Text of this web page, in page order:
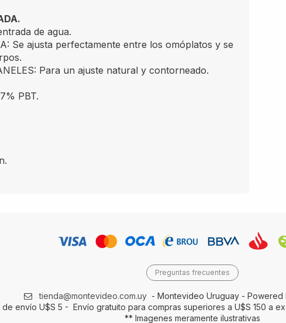
de agua.
Se ajusta perfectamente entre los omóplatos y se
Para un ajuste natural y contorneado.
PBT.
Preguntas frecuentes
tienda@montevideo.com.uy - Montevideo Uruguay - Powered
envío U$S 5 - Envío gratuito para compras superiores a U$S 150 a
** Imagenes meramente ilustrativas